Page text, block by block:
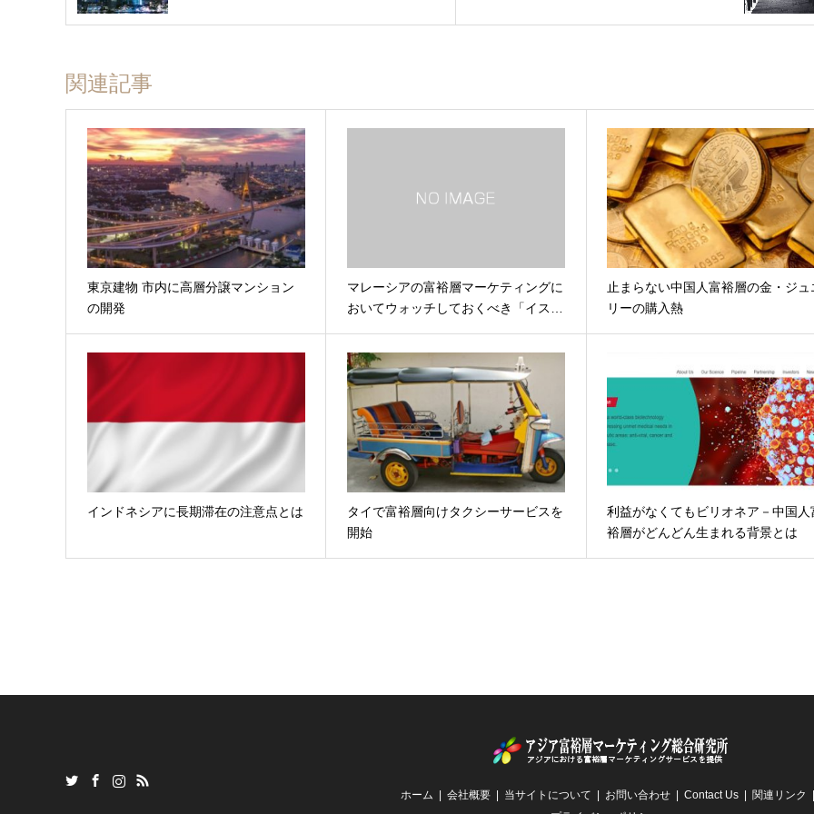
関連記事
東京建物 市内に高層分譲マンション
の開発
マレーシアの富裕層マーケティングに
おいてウォッチしておくべき「イス…
止まらない中国人富裕層の金・ジュ
リーの購入熱
インドネシアに長期滞在の注意点とは
タイで富裕層向けタクシーサービスを
開始
利益がなくてもビリオネア－中国人
裕層がどんどん生まれる背景とは
ホーム 会社概要 当サイトについて お問い合わせ Contact Us
関連リンク